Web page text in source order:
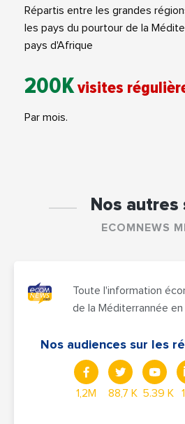
Répartis entre les grandes
les pays du pourtour de la
pays d'Afrique
200Kvisites
Par mois.
Nos autres
ECOMNEWS
Toute l'information
de la Méditerrannée
Nos audiences sur les
1,2M 88,7 K 5.39 K